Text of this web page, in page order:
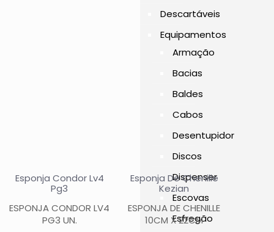
Esponja Condor Lv4
Pg3
ESPONJA CONDOR LV4
PG3 UN.
Esponja De Chenille
Kezian
ESPONJA DE CHENILLE
10CM X 22CM
Descartáveis
Equipamentos
Armação
Bacias
Baldes
Cabos
Desentupidor
Discos
Dispenser
Escovas
Esfregão